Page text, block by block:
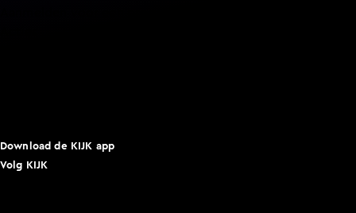
Download de KIJK app
Volg KIJK